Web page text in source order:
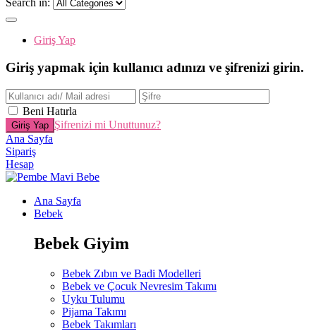
Search in:
Giriş Yap
Giriş yapmak için kullanıcı adınızı ve şifrenizi girin.
Beni Hatırla
Şifrenizi mi Unuttunuz?
Ana Sayfa
Sipariş
Hesap
Ana Sayfa
Bebek
Bebek Giyim
Bebek Zıbın ve Badi Modelleri
Bebek ve Çocuk Nevresim Takımı
Uyku Tulumu
Pijama Takımı
Bebek Takımları